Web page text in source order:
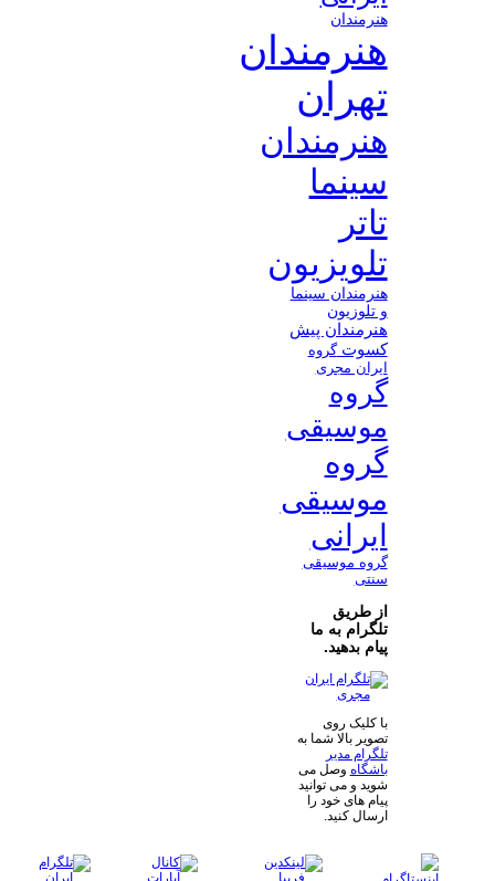
هنرمندان
هنرمندان
تهران
هنرمندان
سینما
تاتر
تلویزیون
هنرمندان سینما
و تلوزیون
هنرمندان پیش
کسوتگروه
ایران مجری
گروه
موسیقی
گروه
موسیقی
ایرانی
گروه موسیقی
سنتی
از طریق
تلگرام به ما
پیام بدهید.
با کلیک روی
تصویر بالا شما به
تلگرام مدیر
باشگاه وصل می
شوید و می توانید
پیام های خود را
ارسال کنید.